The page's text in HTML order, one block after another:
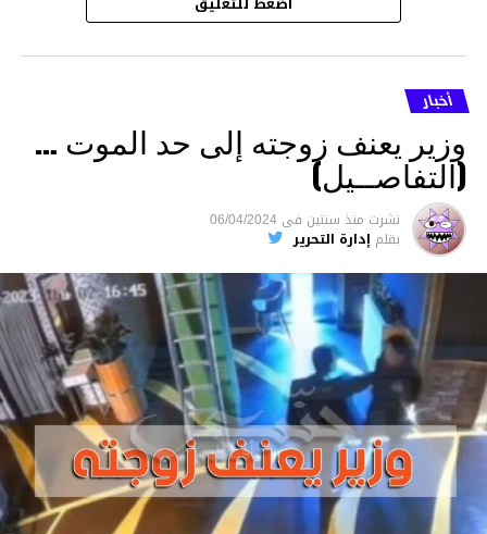
أخبار
وزير يعنف زوجته إلى حد الموت …
(التفاصــيل)
نشرت منذ سنتين فى 06/04/2024
بقلم إدارة التحرير